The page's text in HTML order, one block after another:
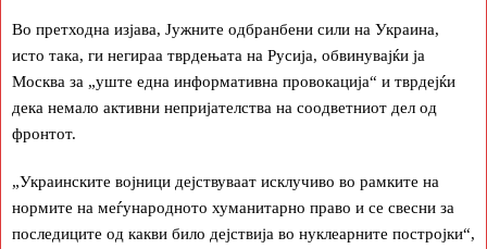
Во претходна изјава, Јужните одбранбени сили на Украина,
исто така, ги негираа тврдењата на Русија, обвинувајќи ја
Москва за „уште една информативна провокација“ и тврдејќи
дека немало активни непријателства на соодветниот дел од
фронтот.
„Украинските војници дејствуваат исклучиво во рамките на
нормите на меѓународното хуманитарно право и се свесни за
последиците од какви било дејствија во нуклеарните постројки“,